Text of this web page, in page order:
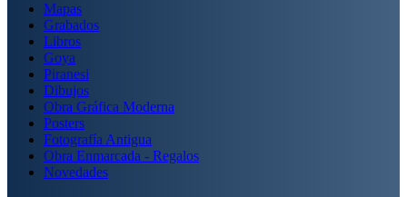
Mapas
Grabados
Libros
Goya
Piranesi
Dibujos
Obra Gráfica Moderna
Posters
Fotografía Antigua
Obra Enmarcada - Regalos
Novedades